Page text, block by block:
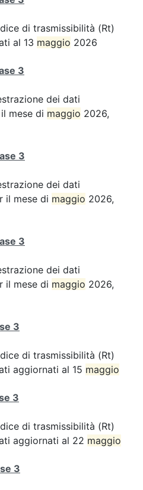
di trasmissibilità (Rt)
al 13 maggio 2026
3
dei dati
mese di maggio 2026,
3
dei dati
il mese di maggio 2026,
3
dei dati
il mese di maggio 2026,
3
di trasmissibilità (Rt)
aggiornati al 15 maggio
3
di trasmissibilità (Rt)
aggiornati al 22 maggio
3